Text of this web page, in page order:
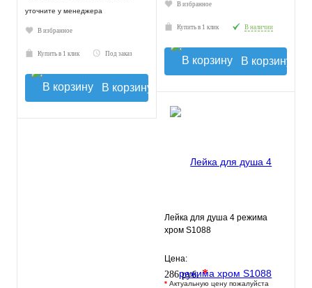
уточните у менеджера
В избранное
Купить в 1 клик Под заказ
В корзину
В избранное
Купить в 1 клик В наличии
В корзину
Лейка для душа 4 режима
хром S1088
Цена:
286 руб.*
* Актуальную цену пожалуйста